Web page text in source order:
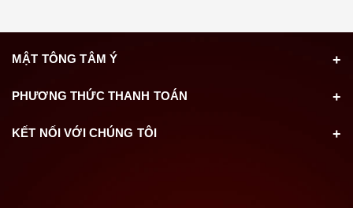
MẬT TÔNG TÂM Ý
PHƯƠNG THỨC THANH TOÁN
KẾT NỐI VỚI CHÚNG TÔI